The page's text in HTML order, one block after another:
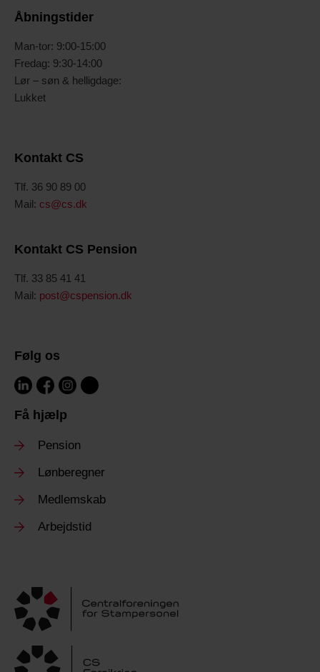
Åbningstider
Man-tor: 9:00-15:00
Fredag: 9:30-14:00
Lør – søn & helligdage:
Lukket
Kontakt CS
Tlf. 36 90 89 00
Mail: cs@cs.dk
Kontakt CS Pension
Tlf. 33 85 41 41
Mail: post@cspension.dk
Følg os
Få hjælp
Pension
Lønberegner
Medlemskab
Arbejdstid